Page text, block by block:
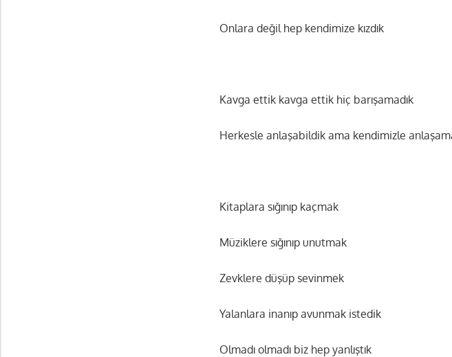
Onlara değil hep kendimize kızdık
Kavga ettik kavga ettik hiç barışamadık
Herkesle anlaşabildik ama kendimizle
Kitaplara sığınıp kaçmak
Müziklere sığınıp unutmak
Zevklere düşüp sevinmek
Yalanlara inanıp avunmak istedik
Olmadı olmadı biz hep yanlıştık